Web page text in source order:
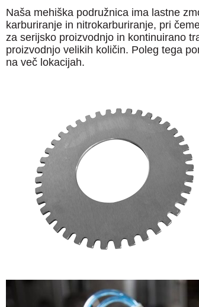
Naša mehiška podružnica ima lastne
karburiranje in nitrokarburiranje, pri
za serijsko proizvodnjo in kontinuirano
proizvodnjo velikih količin. Poleg tega
na več lokacijah.